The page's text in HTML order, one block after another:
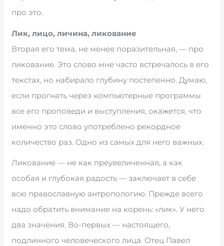
про это.
Лик, лицо, личина, ликование
Вторая его тема, не менее поразительная, — про
ликование. Это слово мне часто встречалось в его
текстах, но набирало глубину постепенно. Думаю,
если прогнать через компьютерные программы
все его проповеди и выступления, окажется, что
именно это слово употреблено рекордное
количество раз. Одно из самых для него важных.
Ликование — не как преувеличенная, а как
особая и глубокая радость — заключает в себе
всю православную антропологию. Прежде всего
надо обратить внимание на корень: «лик». У него
два значения. Во-первых — настоящего,
подлинного человеческого лица. Отец Павел